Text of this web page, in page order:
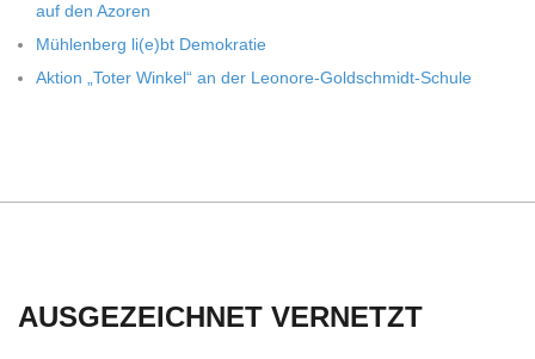
auf den Azoren
Müh­len­berg li(e)bt Demokratie
Aktion „Toter Win­kel“ an der Leonore-Goldschmidt-Schule
AUSGEZEICHNET VERNETZT